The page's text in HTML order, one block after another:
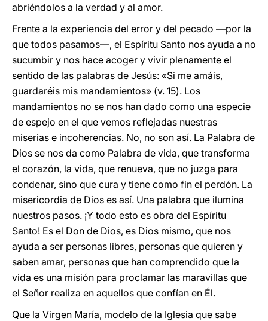
abriéndolos a la verdad y al amor.
Frente a la experiencia del error y del pecado —por la
que todos pasamos—, el Espíritu Santo nos ayuda a no
sucumbir y nos hace acoger y vivir plenamente el
sentido de las palabras de Jesús: «Si me amáis,
guardaréis mis mandamientos» (v. 15). Los
mandamientos no se nos han dado como una especie
de espejo en el que vemos reflejadas nuestras
miserias e incoherencias. No, no son así. La Palabra de
Dios se nos da como Palabra de vida, que transforma
el corazón, la vida, que renueva, que no juzga para
condenar, sino que cura y tiene como fin el perdón. La
misericordia de Dios es así. Una palabra que ilumina
nuestros pasos. ¡Y todo esto es obra del Espíritu
Santo! Es el Don de Dios, es Dios mismo, que nos
ayuda a ser personas libres, personas que quieren y
saben amar, personas que han comprendido que la
vida es una misión para proclamar las maravillas que
el Señor realiza en aquellos que confían en Él.
Que la Virgen María, modelo de la Iglesia que sabe